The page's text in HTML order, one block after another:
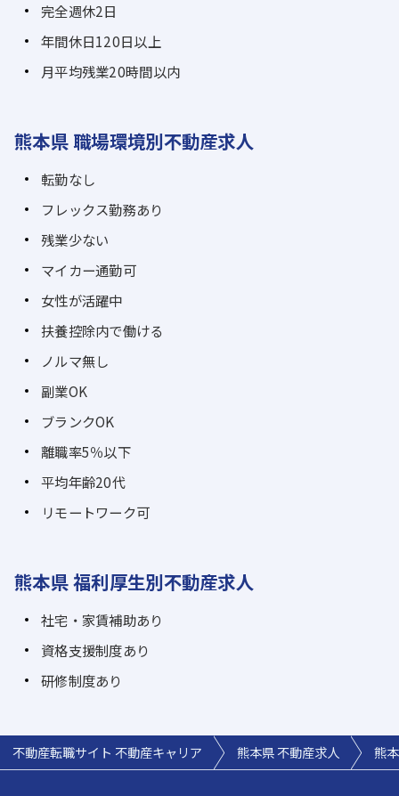
完全週休2日
年間休日120日以上
月平均残業20時間以内
熊本県 職場環境別不動産求人
転勤なし
フレックス勤務あり
残業少ない
マイカー通勤可
女性が活躍中
扶養控除内で働ける
ノルマ無し
副業OK
ブランクOK
離職率5％以下
平均年齢20代
リモートワーク可
熊本県 福利厚生別不動産求人
社宅・家賃補助あり
資格支援制度あり
研修制度あり
不動産転職サイト 不動産キャリア 熊本県 不動産求人 熊